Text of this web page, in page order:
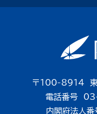
〒100-8914 東
電話番号
内閣府法人